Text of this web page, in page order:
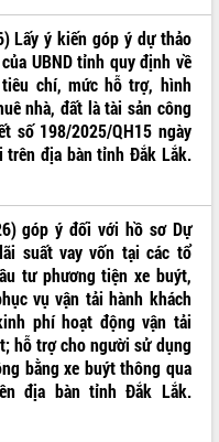
Lấy ý kiến góp ý dự thảo
UBND tỉnh quy định về
chí, mức hỗ trợ, hình
nhà, đất là tài sản công
số 198/2025/QH15 ngày
trên địa bàn tỉnh Đắk Lắk.
góp ý đối với hồ sơ Dự
suất vay vốn tại các tổ
tư phương tiện xe buýt,
vụ vận tải hành khách
phí hoạt động vận tải
hỗ trợ cho người sử dụng
bằng xe buýt thông qua
địa bàn tỉnh Đắk Lắk.